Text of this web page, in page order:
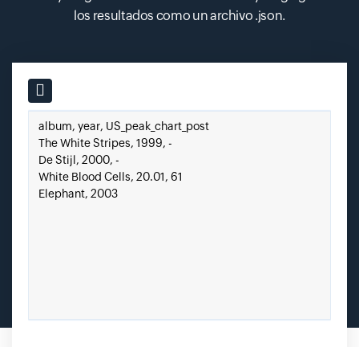
los resultados como un archivo .json.
Input field
Pegue su CSV aquí.